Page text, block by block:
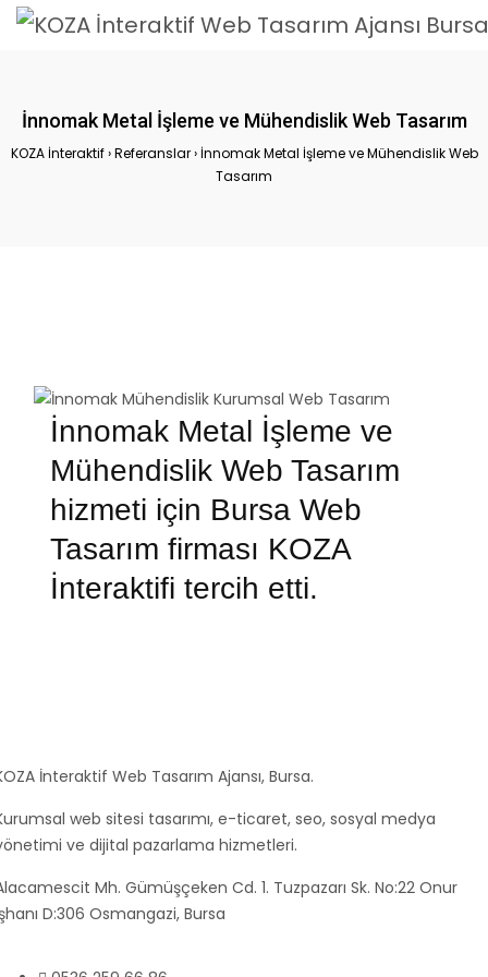
İnnomak Metal İşleme ve Mühendislik Web Tasarım
KOZA İnteraktif›Referanslar› İnnomak Metal İşleme ve Mühendislik Web
Tasarım
İnnomak Metal İşleme ve
Mühendislik Web Tasarım
hizmeti için Bursa Web
Tasarım firması KOZA
İnteraktifi tercih etti.
İnteraktif Web Tasarım Ajansı, Bursa.
web sitesi tasarımı, e-ticaret, seo, sosyal medya
ve dijital pazarlama hizmetleri.
Mh. Gümüşçeken Cd. 1. Tuzpazarı Sk. No:22 Onur
D:306 Osmangazi, Bursa